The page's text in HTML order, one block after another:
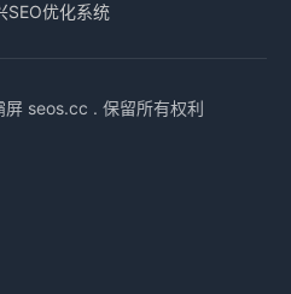
SEO优化系统
seos.cc . 保留所有权利